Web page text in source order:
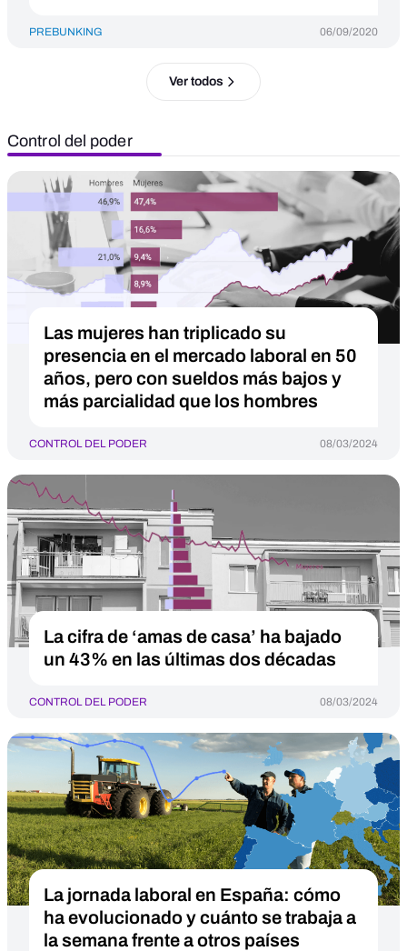
PREBUNKING 06/09/2020
Ver todos
Control del poder
Las mujeres han triplicado su
presencia en el mercado laboral en 50
años, pero con sueldos más bajos y
más parcialidad que los hombres
CONTROL DEL PODER 08/03/2024
La cifra de ‘amas de casa’ ha bajado
un 43% en las últimas dos décadas
CONTROL DEL PODER 08/03/2024
La jornada laboral en España: cómo
ha evolucionado y cuánto se trabaja a
la semana frente a otros países